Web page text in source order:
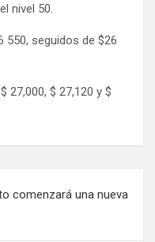
nivel 50.
550, seguidos de $26
27,000, $ 27,120 y $
comenzará una nueva